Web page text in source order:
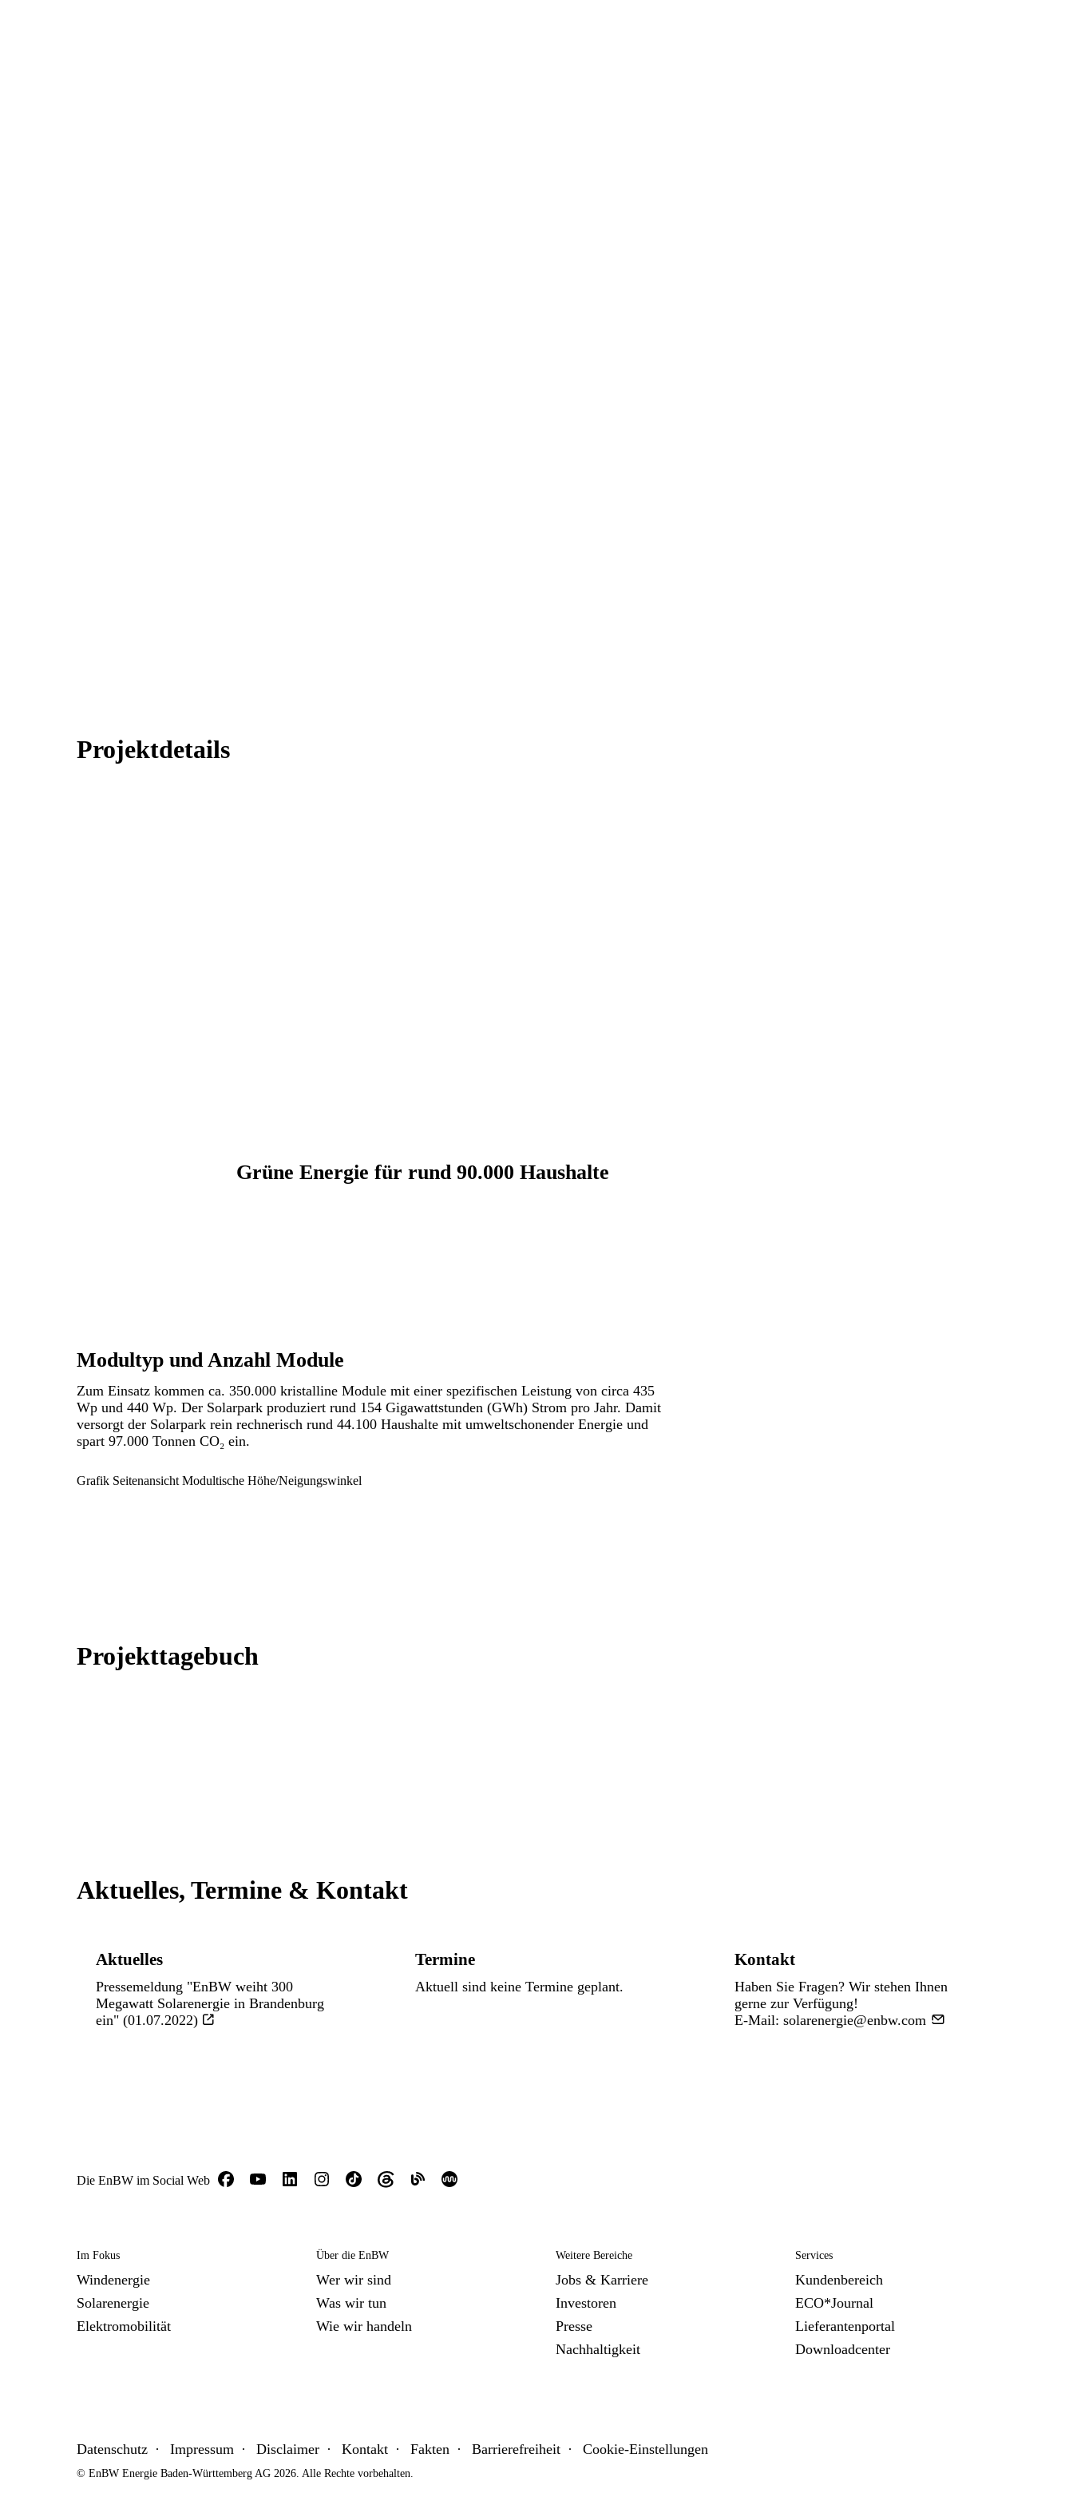
Projektdetails
Grüne Energie für rund 90.000 Haushalte
Modultyp und Anzahl Module
Zum Einsatz kommen ca. 350.000 kristalline Module mit einer spezifischen Leistung von circa 435
Wp und 440 Wp. Der Solarpark produziert rund 154 Gigawattstunden (GWh) Strom pro Jahr. Damit
versorgt der Solarpark rein rechnerisch rund 44.100 Haushalte mit umweltschonender Energie und
spart 97.000 Tonnen CO₂ ein.
Grafik Seitenansicht Modultische Höhe/Neigungswinkel
Projekttagebuch
Aktuelles, Termine & Kontakt
Aktuelles
Pressemeldung "EnBW weiht 300
Megawatt Solarenergie in Brandenburg
ein" (01.07.2022)
Termine
Aktuell sind keine Termine geplant.
Kontakt
Haben Sie Fragen? Wir stehen Ihnen
gerne zur Verfügung!
E-Mail: solarenergie@enbw.com
Die EnBW im Social Web
Im Fokus
Windenergie
Solarenergie
Elektromobilität
Über die EnBW
Wer wir sind
Was wir tun
Wie wir handeln
Weitere Bereiche
Jobs & Karriere
Investoren
Presse
Nachhaltigkeit
Services
Kundenbereich
ECO*Journal
Lieferantenportal
Downloadcenter
Datenschutz Impressum Disclaimer Kontakt Fakten Barrierefreiheit Cookie-Einstellungen
© EnBW Energie Baden-Württemberg AG 2026. Alle Rechte vorbehalten.